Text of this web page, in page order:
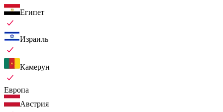
Египет
Израиль
Камерун
Европа
Австрия